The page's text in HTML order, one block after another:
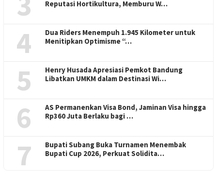
Reputasi Hortikultura, Memburu W…
4
Dua Riders Menempuh 1.945 Kilometer untuk
Menitipkan Optimisme “…
5
Henry Husada Apresiasi Pemkot Bandung
Libatkan UMKM dalam Destinasi Wi…
6
AS Permanenkan Visa Bond, Jaminan Visa hingga
Rp360 Juta Berlaku bagi …
7
Bupati Subang Buka Turnamen Menembak
Bupati Cup 2026, Perkuat Solidita…